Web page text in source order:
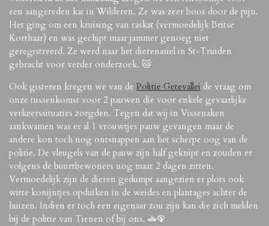
een aangereden kat in Wilderen. Ze was zeer boos door de pijn.
Het ging om een kruising van raskat (vermoedelijk Britse
Korthaar) en was gechipt maar jammer genoeg niet
geregistreerd. Ze werd naar het dierenasiel in St-Truiden
gebracht voor verder onderzoek. 🐱
Ook gisteren kregen we van de Politie Getevallei de vraag om
onze tussenkomst voor 2 pauwen die voor enkele gevaarlijke
verkeerssituaties zorgden. Tegen dat wij in Vissenaken
aankwamen was er al 1 vrouwtjes pauw gevangen maar de
andere kon toch nog ontsnappen aan het scherpe oog van de
politie. De vleugels van de pauw zijn half geknipt en zouden er
volgens de buurtbewoners nog maar 2 dagen zitten.
Vermoedelijk zijn de dieren gedumpt aangezien er plots ook
witte konijntjes opduiken in de weides en plantages achter de
huizen. Indien er toch een eigenaar zou zijn kan die zich melden
bij de politie van Tienen of bij ons. 🚓🦚